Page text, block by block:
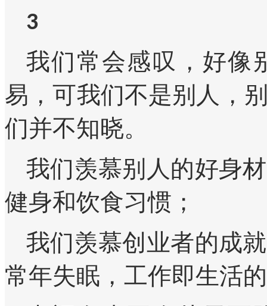
3
我们常会感叹，好像
易，可我们不是别人，
们并不知晓。
我们羡慕别人的好身
健身和饮食习惯；
我们羡慕创业者的成
常年失眠，工作即生活